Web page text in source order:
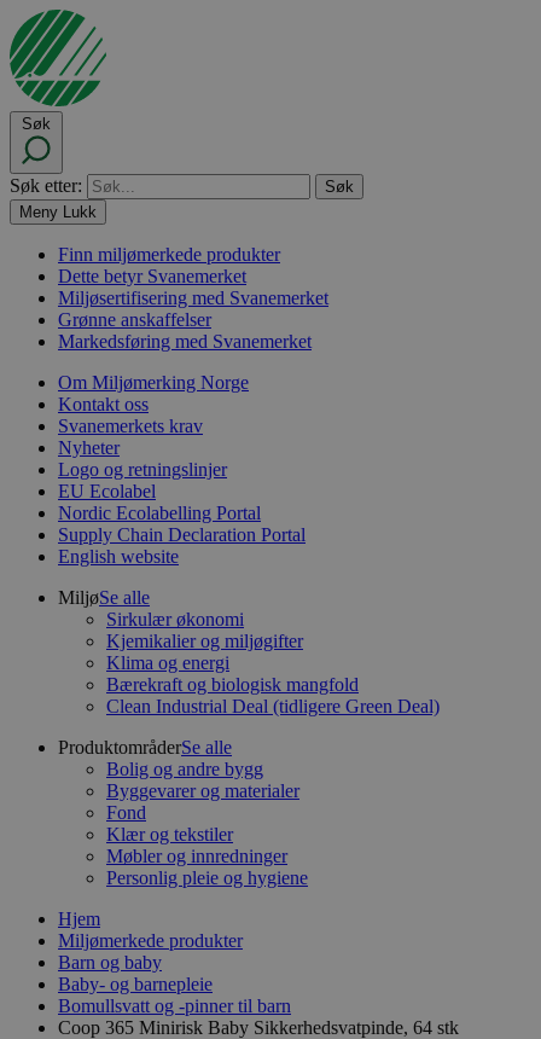
Søk
Søk etter:
Meny Lukk
Finn miljømerkede produkter
Dette betyr Svanemerket
Miljøsertifisering med Svanemerket
Grønne anskaffelser
Markedsføring med Svanemerket
Om Miljømerking Norge
Kontakt oss
Svanemerkets krav
Nyheter
Logo og retningslinjer
EU Ecolabel
Nordic Ecolabelling Portal
Supply Chain Declaration Portal
English website
MiljøSe alle
Sirkulær økonomi
Kjemikalier og miljøgifter
Klima og energi
Bærekraft og biologisk mangfold
Clean Industrial Deal (tidligere Green Deal)
ProduktområderSe alle
Bolig og andre bygg
Byggevarer og materialer
Fond
Klær og tekstiler
Møbler og innredninger
Personlig pleie og hygiene
Hjem
Miljømerkede produkter
Barn og baby
Baby- og barnepleie
Bomullsvatt og -pinner til barn
Coop 365 Minirisk Baby Sikkerhedsvatpinde, 64 stk